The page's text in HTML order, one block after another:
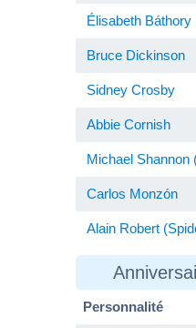
Élisabeth Báthory
Bruce Dickinson
Sidney Crosby
Abbie Cornish
Michael Shannon
Carlos Monzón
Alain Robert
Personnalité